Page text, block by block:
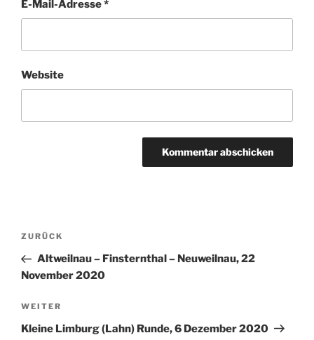
E-Mail-Adresse*
Website
Beitragsnavigation
Vorheriger
Beitrag
ZURÜCK
Altweilnau – Finsternthal – Neuweilnau, 22
November 2020
Nächster
Beitrag
WEITER
Kleine Limburg (Lahn) Runde, 6 Dezember 2020